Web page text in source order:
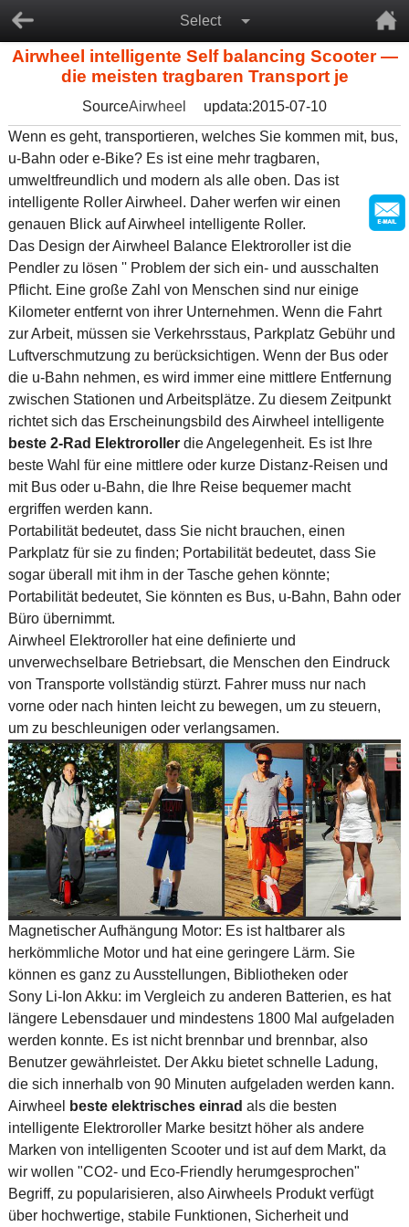
Select
Airwheel intelligente Self balancing Scooter —
die meisten tragbaren Transport je
SourceAirwheel
updata:2015-07-10
Wenn es geht, transportieren, welches Sie kommen mit, bus,
u-Bahn oder e-Bike? Es ist eine mehr tragbaren,
umweltfreundlich und modern als alle oben. Das ist
intelligente Roller Airwheel. Daher werfen wir einen
genauen Blick auf Airwheel intelligente Roller.
Das Design der Airwheel Balance Elektroroller ist die
Pendler zu lösen '' Problem der sich ein- und ausschalten
Pflicht. Eine große Zahl von Menschen sind nur einige
Kilometer entfernt von ihrer Unternehmen. Wenn die Fahrt
zur Arbeit, müssen sie Verkehrsstaus, Parkplatz Gebühr und
Luftverschmutzung zu berücksichtigen. Wenn der Bus oder
die u-Bahn nehmen, es wird immer eine mittlere Entfernung
zwischen Stationen und Arbeitsplätze. Zu diesem Zeitpunkt
richtet sich das Erscheinungsbild des Airwheel intelligente
beste 2-Rad Elektrorollerdie Angelegenheit. Es ist Ihre
beste Wahl für eine mittlere oder kurze Distanz-Reisen und
mit Bus oder u-Bahn, die Ihre Reise bequemer macht
ergriffen werden kann.
Portabilität bedeutet, dass Sie nicht brauchen, einen
Parkplatz für sie zu finden; Portabilität bedeutet, dass Sie
sogar überall mit ihm in der Tasche gehen könnte;
Portabilität bedeutet, Sie könnten es Bus, u-Bahn, Bahn oder
Büro übernimmt.
Airwheel Elektroroller hat eine definierte und
unverwechselbare Betriebsart, die Menschen den Eindruck
von Transporte vollständig stürzt. Fahrer muss nur nach
vorne oder nach hinten leicht zu bewegen, um zu steuern,
um zu beschleunigen oder verlangsamen.
Magnetischer Aufhängung Motor: Es ist haltbarer als
herkömmliche Motor und hat eine geringere Lärm. Sie
können es ganz zu Ausstellungen, Bibliotheken oder
Sony Li-Ion Akku: im Vergleich zu anderen Batterien, es hat
längere Lebensdauer und mindestens 1800 Mal aufgeladen
werden konnte. Es ist nicht brennbar und brennbar, also
Benutzer gewährleistet. Der Akku bietet schnelle Ladung,
die sich innerhalb von 90 Minuten aufgeladen werden kann.
Airwheel
beste elektrisches einrad als die besten
intelligente Elektroroller Marke besitzt höher als andere
Marken von intelligenten Scooter und ist auf dem Markt, da
wir wollen "CO2- und Eco-Friendly herumgesprochen"
Begriff, zu popularisieren, also Airwheels Produkt verfügt
über hochwertige, stabile Funktionen, Sicherheit und